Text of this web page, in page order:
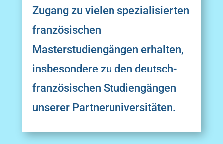
Zugang zu vielen spezialisierten
französischen
Masterstudiengängen erhalten,
insbesondere zu den deutsch-
französischen Studiengängen
unserer Partneruniversitäten.